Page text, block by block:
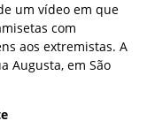
um vídeo em que
com
aos extremistas. A
Augusta, em São